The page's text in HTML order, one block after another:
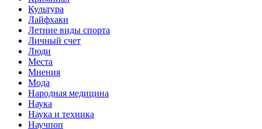
Культура
Лайфхаки
Летние виды спорта
Личный счет
Люди
Места
Мнения
Мода
Народная медицина
Наука
Наука и техника
Научпоп